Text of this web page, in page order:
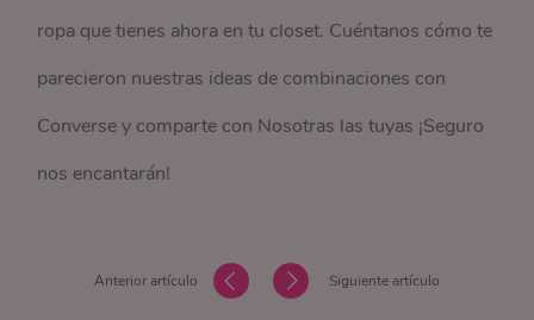
ropa que tienes ahora en tu closet. Cuéntanos cómo te
parecieron nuestras ideas de combinaciones con
Converse y comparte con Nosotras las tuyas ¡Seguro
nos encantarán!
Anterior artículo Siguiente artículo